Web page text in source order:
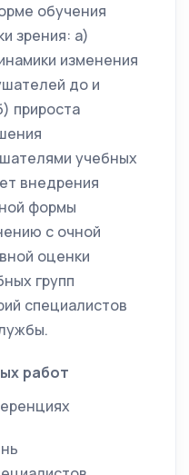
обучения
зрения: а)
изменения
до и
прироста
учебных
внедрения
формы
с очной
оценки
групп
специалистов
работ